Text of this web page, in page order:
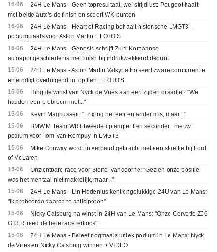
16-06
24H Le Mans - Geen topresultaat, wel strijdlust: Peugeot haalt
met beide auto's de finish en scoort WK-punten
16-06
24H Le Mans - Heart of Racing behaalt historische LMGT3-
podiumplaats voor Aston Martin + FOTO'S
16-06
24H Le Mans - Genesis schrijft Zuid-Koreaanse
autosportgeschiedenis met finish bij indrukwekkend debuut
15-06
24H Le Mans - Aston Martin Valkyrie trotseert zware concurrentie
en eindigt overtuigend in top tien + FOTO'S
15-06
Hing de winst van Nyck de Vries aan een zijden draadje? "We
hadden een probleem met..."
15-06
Kevin Magnussen: “Er ging het een en ander mis, maar..."
15-06
BMW M Team WRT tweede op amper tien seconden, nieuw
podium voor Tom Van Rompuy in LMGT3
15-06
Mike Conway wordt in verband gebracht met een stoeltje bij Ford
of McLaren
15-06
Onzichtbare race voor Stoffel Vandoorne: "Gezien onze positie
was het mentaal niet makkelijk, maar..."
15-06
24H Le Mans - Lin Hodenius kent ongelukkige 24U van Le Mans:
"Ik probeerde daarop te anticiperen"
15-06
Nicky Catsburg na winst in 24H van Le Mans: "Onze Corvette Z06
GT3.R reed de hele race feilloos"
15-06
24H Le Mans - Beleef nogmaals uniek podium in Le Mans: Nyck
de Vries en Nicky Catsburg winnen + VIDEO